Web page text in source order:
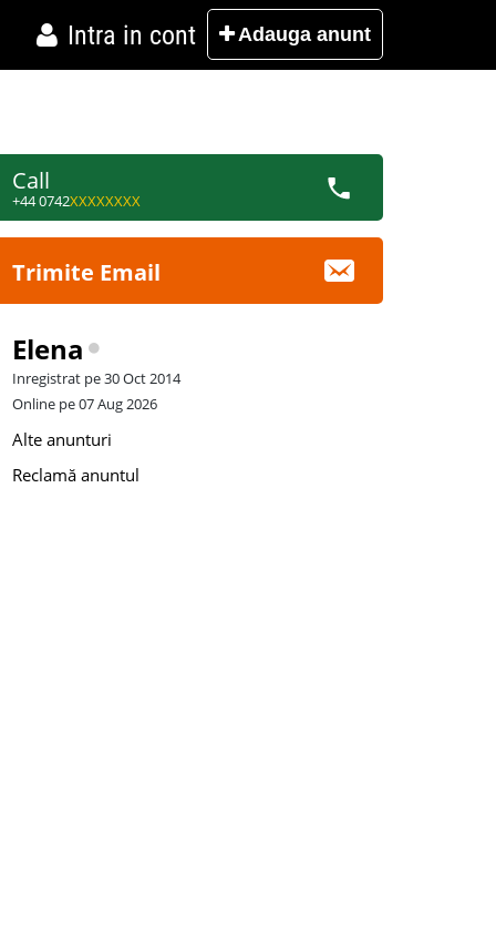
Intra in cont Adauga anunt
Call
+44 0742XXXXXXXX
Trimite Email
Elena
Inregistrat pe 30 Oct 2014
Online pe 07 Aug 2026
Alte anunturi
Reclamă anuntul